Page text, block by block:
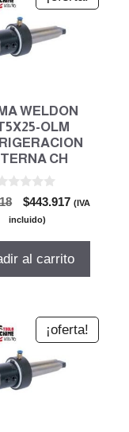
WELDON
OLM
CH
El
precio
era:
$443.917El(IVA
incluido)
al carrito
¡oferta!